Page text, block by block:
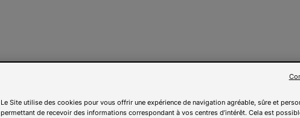
Le Site utilise des cookies pour vous offrir une expérience de navigation agréable, sûre et
permettant de recevoir des informations correspondant à vos centres d’intérêt. Cela est